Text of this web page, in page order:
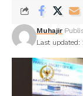
Last
Muhajir